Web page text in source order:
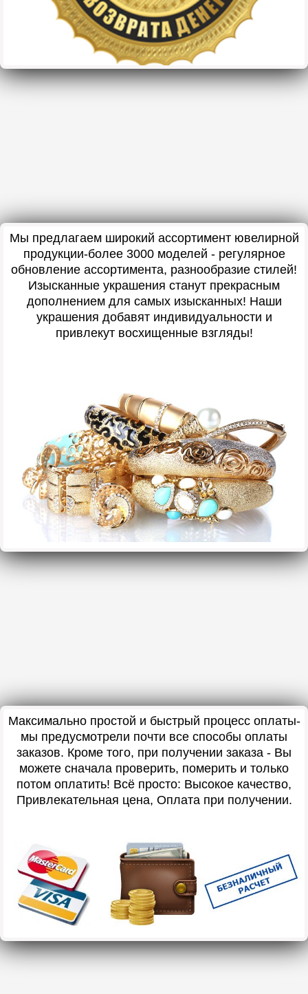
Мы предлагаем широкий ассортимент ювелирной
продукции-более 3000 моделей - регулярное
обновление ассортимента, разнообразие стилей!
Изысканные украшения станут прекрасным
дополнением для самых изысканных! Наши
украшения добавят индивидуальности и
привлекут восхищенные взгляды!
Максимально простой и быстрый процесс оплаты-
мы предусмотрели почти все способы оплаты
заказов. Кроме того, при получении заказа - Вы
можете сначала проверить, померить и только
потом оплатить! Всё просто: Высокое качество,
Привлекательная цена, Оплата при получении.